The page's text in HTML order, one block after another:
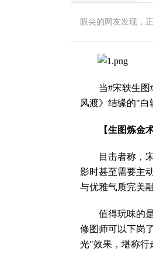
眼尖的网友发现，
当#宋轶生图#
风渡》结缘的"白
【生图炼金
目击者称，宋
影时甚至需要主
与优雅气质完美
值得玩味的是
修图师可以下岗
光"效果，堪称行